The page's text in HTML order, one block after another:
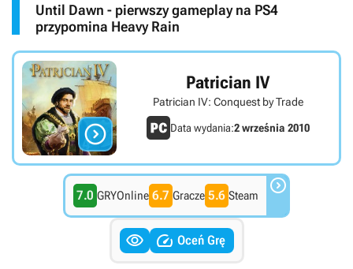
Until Dawn - pierwszy gameplay na PS4
przypomina Heavy Rain

Patrician IV
Patrician IV: Conquest by Trade
Data wydania:2 września 2010
7.0 GRYOnline 6.7 Gracze 5.6 Steam 
  Oceń Grę